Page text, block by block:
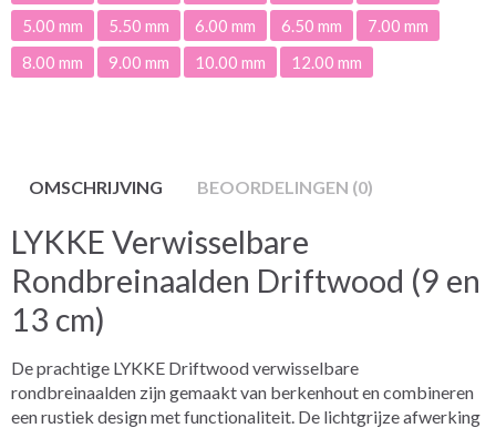
5.00 mm
5.50 mm 6.00 mm 6.50 mm
7.00 mm
8.00 mm
9.00 mm 10.00 mm 12.00 mm
OMSCHRIJVING BEOORDELINGEN (0)
LYKKE Verwisselbare
Rondbreinaalden Driftwood (9 en
13 cm)
De prachtige LYKKE Driftwood verwisselbare
rondbreinaalden zijn gemaakt van berkenhout en combineren
een rustiek design met functionaliteit. De lichtgrijze afwerking